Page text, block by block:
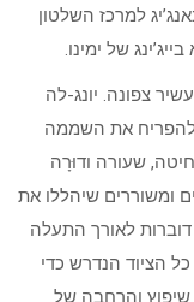
בירתו מנאנג’יג למרכז השלטון
של ימינו.
צפונה. יונג-לה
להפריח את השממה
שעורה ודוּרָה
ומשוררים שיהללו את
דוברות לאורך התעלה
הציוד הנדרש כדי
והרחבה של